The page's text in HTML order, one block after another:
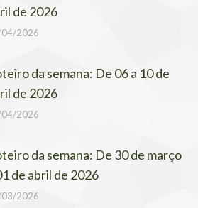
de 2026
2026
da semana: De 06 a 10 de
de 2026
2026
da semana: De 30 de março
de abril de 2026
2026